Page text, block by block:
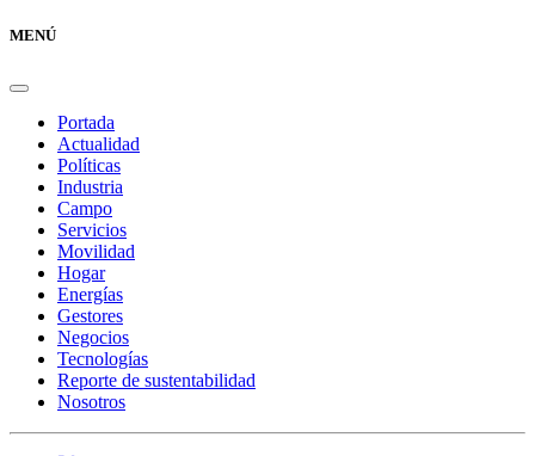
MENÚ
Portada
Actualidad
Políticas
Industria
Campo
Servicios
Movilidad
Hogar
Energías
Gestores
Negocios
Tecnologías
Reporte de sustentabilidad
Nosotros